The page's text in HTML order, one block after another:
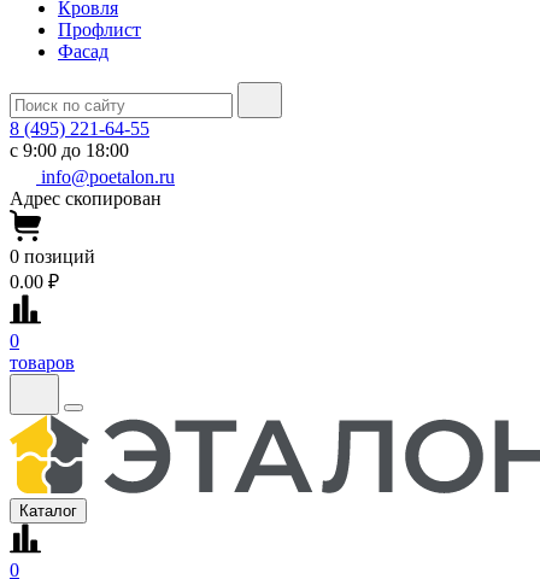
Кровля
Профлист
Фасад
8 (495) 221-64-55
с 9:00 до 18:00
info@poetalon.ru
Адрес скопирован
0 позиций
0.00 ₽
0
товаров
Каталог
0